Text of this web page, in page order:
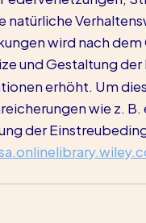
wird nach
und Gestaltung
erhöht. Um
wie z.
der